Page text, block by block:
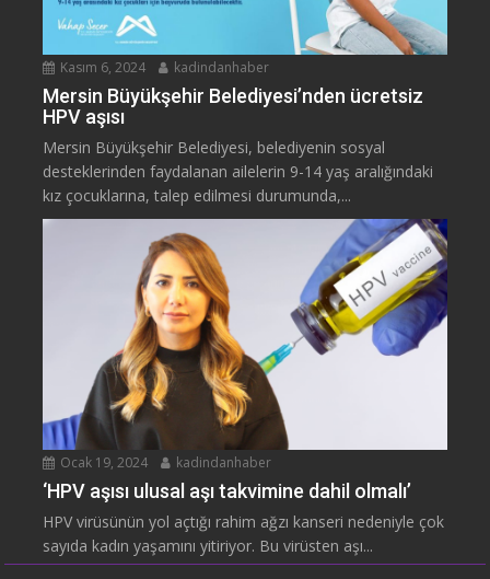
Kasım 6, 2024 kadindanhaber
Mersin Büyükşehir Belediyesi’nden ücretsiz
HPV aşısı
Mersin Büyükşehir Belediyesi, belediyenin sosyal
desteklerinden faydalanan ailelerin 9-14 yaş aralığındaki
kız çocuklarına, talep edilmesi durumunda,...
Ocak 19, 2024 kadindanhaber
‘HPV aşısı ulusal aşı takvimine dahil olmalı’
HPV virüsünün yol açtığı rahim ağzı kanseri nedeniyle çok
sayıda kadın yaşamını yitiriyor. Bu virüsten aşı...